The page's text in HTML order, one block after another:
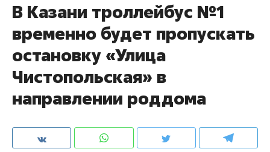
В Казани троллейбус №1
временно будет пропускать
остановку «Улица
Чистопольская» в
направлении роддома